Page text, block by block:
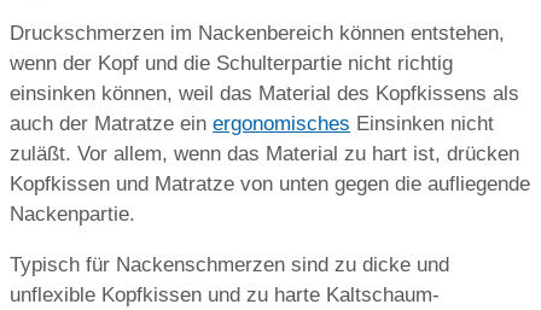
Druckschmerzen im Nackenbereich können entstehen,
wenn der Kopf und die Schulterpartie nicht richtig
einsinken können, weil das Material des Kopfkissens als
auch der Matratze ein ergonomisches Einsinken nicht
zuläßt. Vor allem, wenn das Material zu hart ist, drücken
Kopfkissen und Matratze von unten gegen die aufliegende
Nackenpartie.
Typisch für Nackenschmerzen sind zu dicke und
unflexible Kopfkissen und zu harte Kaltschaum-